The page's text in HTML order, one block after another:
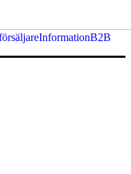
InformationB2B